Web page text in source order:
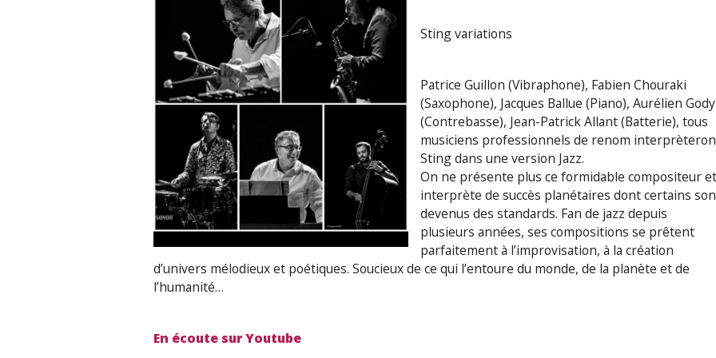
Sting variations
Patrice Guillon (Vibraphone), Fabien Chouraki
(Saxophone), Jacques Ballue (Piano), Aurélien Gody
(Contrebasse), Jean-Patrick Allant (Batterie), tous
musiciens professionnels de renom
Sting dans une version Jazz.
On ne présente plus ce formidable compositeur et
interprète de succès planétaires dont certains
devenus des standards. Fan de jazz depuis
plusieurs années, ses compositions se prêtent
parfaitement à l’improvisation, à la création
d’univers mélodieux et poétiques. Soucieux de ce qui l’entoure du monde, de la planète et de
l’humanité…
En écoute sur Youtube